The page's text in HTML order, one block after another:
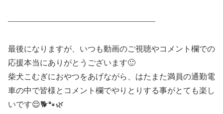
——————————————————–
最後になりますが、いつも動画のご視聴やコメント欄での
応援本当にありがとうございます🙂
柴犬こむぎにおやつをあげながら、はたまた満員の通勤電
車の中で皆様とコメント欄でやりとりする事がとても楽し
いです😌🐕🐾🌿